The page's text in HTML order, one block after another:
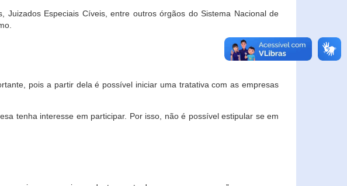
Especiais Cíveis, entre outros órgãos do Sistema Nacional de
pois a partir dela é possível iniciar uma tratativa com as empresas
tenha interesse em participar. Por isso, não é possível estipular se em